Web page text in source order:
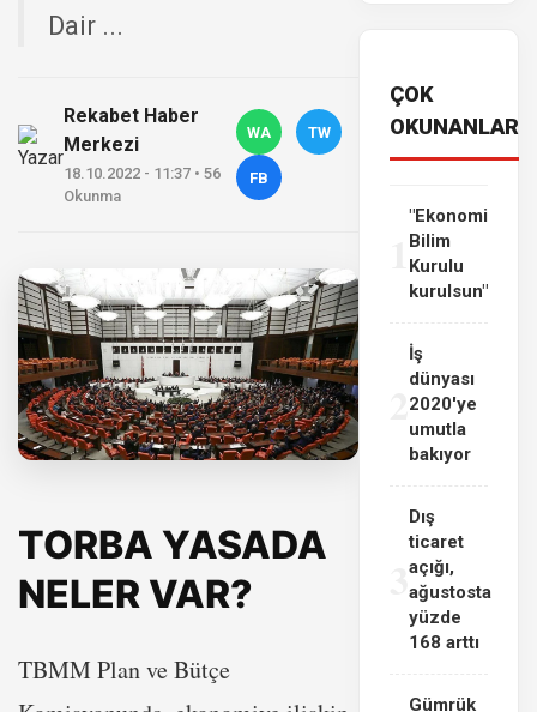
Dair ...
Rekabet Haber
Merkezi
18.10.2022 - 11:37 • 56
Okunma
WA TW
FB
TORBA YASADA
NELER VAR?
TBMM Plan ve Bütçe
ÇOK
OKUNANLAR
"Ekonomi
Bilim
Kurulu
kurulsun"
İş
dünyası
2020'ye
umutla
bakıyor
3
Dış
ticaret
açığı,
ağustosta
yüzde
168 arttı
Gümrük